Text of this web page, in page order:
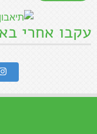
עקבו אחרי